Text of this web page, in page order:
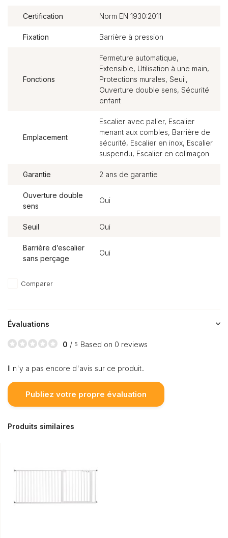
Certification Norm EN 1930:2011
Fixation Barrière à pression
Fonctions
Fermeture automatique,
Extensible, Utilisation à une main,
Protections murales, Seuil,
Ouverture double sens, Sécurité
enfant
Emplacement
Escalier avec palier, Escalier
menant aux combles, Barrière de
sécurité, Escalier en inox, Escalier
suspendu, Escalier en colimaçon
Garantie 2 ans de garantie
Ouverture double
sens
Oui
Seuil Oui
Barrière d’escalier
sans perçage
Oui
Comparer
Évaluations
0 / 5 Based on 0 reviews
Il n'y a pas encore d'avis sur ce produit..
Publiez votre propre évaluation
Produits similaires